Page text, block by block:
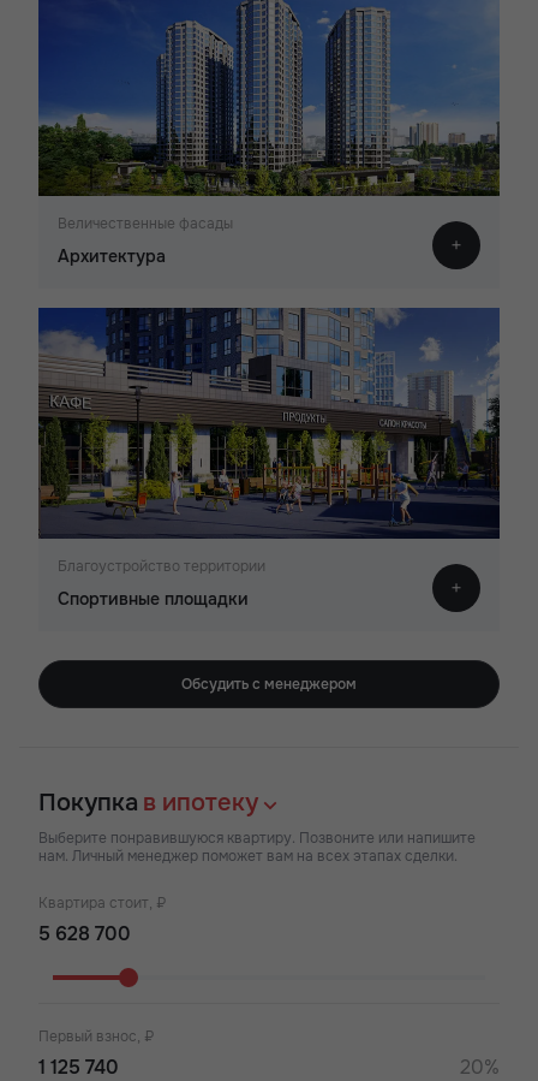
Величественные фасады
Архитектура
Благоустройство территории
Спортивные площадки
Обсудить с менеджером
Покупка в ипотеку
Выберите понравившуюся квартиру. Позвоните или напишите
нам. Личный менеджер поможет вам на всех этапах сделки.
Квартира стоит, ₽
Первый взнос, ₽
20%